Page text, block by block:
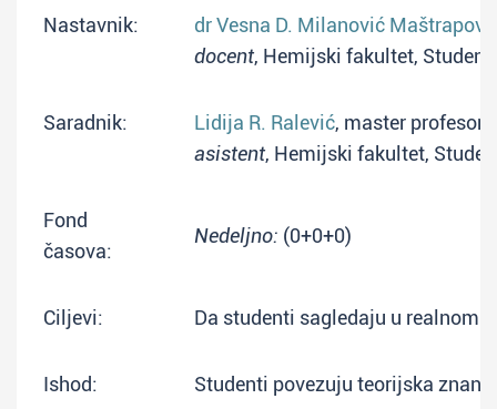
Nastavnik:
dr Vesna D. Milanović
docent, Hemijski fakultet,
Saradnik: Lidija R. Ralević, master profesor
asistent, Hemijski fakultet,
Fond
časova:
Nedeljno: (0+0+0)
Ciljevi: Da studenti sagledaju u realnom
Ishod: Studenti povezuju teorijska